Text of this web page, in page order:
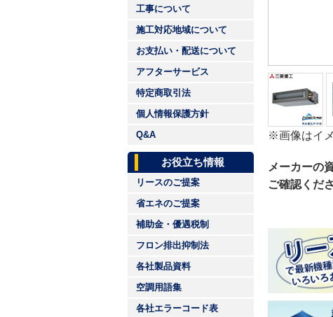
工事について
施工対応地域について
お支払い・配送について
アフターサービス
特定商取引法
個人情報保護方針
Q&A
お役立ち情報
リースのご提案
省エネのご提案
補助金・優遇税制
フロン排出抑制法
各社製品資料
空調用語集
各社エラーコード表
※画像はイ
メーカーの
ご確認くだ